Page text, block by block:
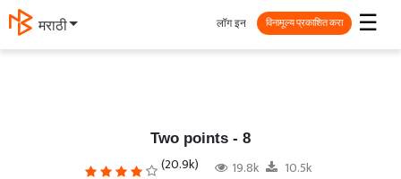
தமிழ் ☰
लॉग इन विनामूल्य प्रकाशित करा
Two points - 8
(20.9k) 19.8k 10.5k